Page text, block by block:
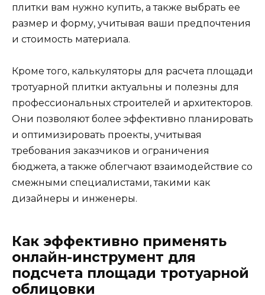
плитки вам нужно купить, а также выбрать ее
размер и форму, учитывая ваши предпочтения
и стоимость материала.
Кроме того, калькуляторы для расчета площади
тротуарной плитки актуальны и полезны для
профессиональных строителей и архитекторов.
Они позволяют более эффективно планировать
и оптимизировать проекты, учитывая
требования заказчиков и ограничения
бюджета, а также облегчают взаимодействие со
смежными специалистами, такими как
дизайнеры и инженеры.
Как эффективно применять
онлайн-инструмент для
подсчета площади тротуарной
облицовки